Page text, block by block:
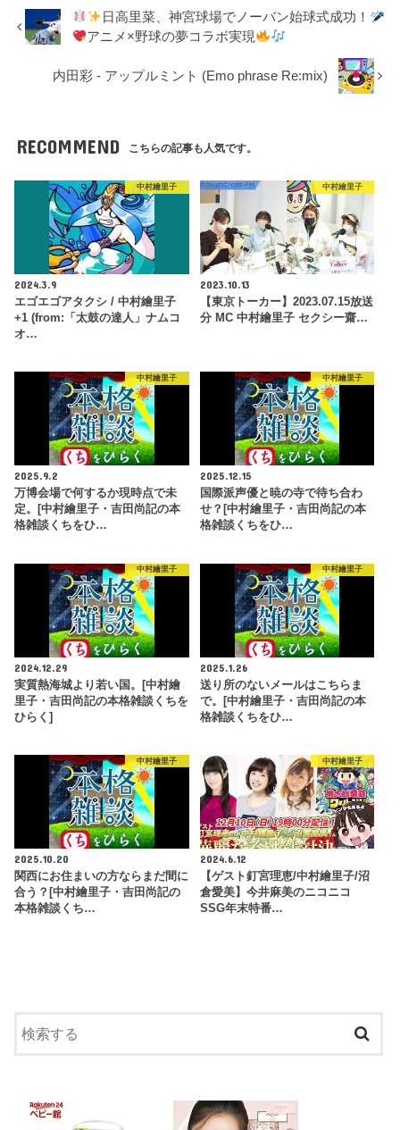
日高里菜、神宮球場でノーバン始球式成功！
アニメ×野球の夢コラボ実現
内田彩 - アップルミント (Emo phrase Re:mix)
RECOMMEND こちらの記事も人気です。
中村繪里子
2024.3.9
エゴエゴアタクシ / 中村繪里子
+1 (from:「太鼓の達人」ナムコ
オ…
中村繪里子
2023.10.13
【東京トーカー】2023.07.15放送
分 MC 中村繪里子 セクシー齋…
中村繪里子
2025.9.2
万博会場で何するか現時点で未
定。[中村繪里子・吉田尚記の本
格雑談くちをひ…
中村繪里子
2025.12.15
国際派声優と暁の寺で待ち合わ
せ？[中村繪里子・吉田尚記の本
格雑談くちをひ…
中村繪里子
2024.12.29
実質熱海城より若い国。[中村繪
里子・吉田尚記の本格雑談くちを
ひらく]
中村繪里子
2025.1.26
送り所のないメールはこちらま
で。[中村繪里子・吉田尚記の本
格雑談くちをひ…
中村繪里子
2025.10.20
関西にお住まいの方ならまだ間に
合う？[中村繪里子・吉田尚記の
本格雑談くち…
中村繪里子
2024.6.12
【ゲスト釘宮理恵/中村繪里子/沼
倉愛美】今井麻美のニコニコ
SSG年末特番…